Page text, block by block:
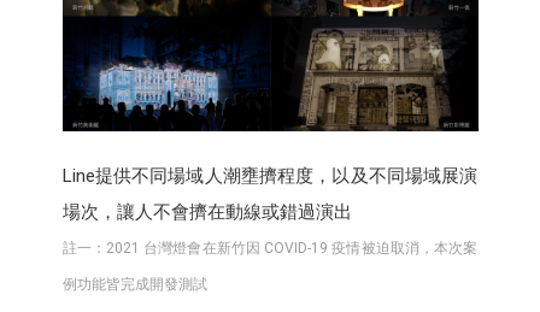
Line提供不同場域人潮壅擠程度，以及不同場域展演
場次，讓人不會擠在動線或錯過演出
註一：2021 台灣燈會在新竹因 COVID-19 疫情被迫取消，本次案
例功能皆完成開發測試